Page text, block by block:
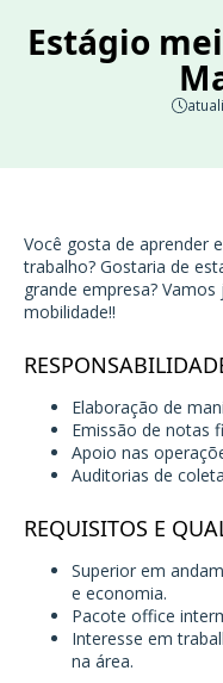
Estágio
Você gosta de aprender
trabalho? Gostaria de
grande empresa?
mobilidade!!
Elaboração de
Emissão de notas
Apoio nas
Auditorias de
REQUISITOS E
Superior em
e economia.
Pacote office
Interesse em
na área.